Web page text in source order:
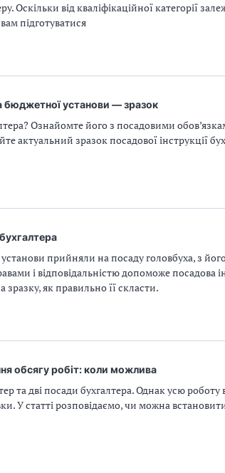
Оскільки від кваліфікаційної категорії
підготуватися
бюджетної установи — зразок
Ознайомте його з посадовими
актуальний зразок посадової інструкції
прийняли на посаду головбуха, з
і відповідальністю допоможе посадова
як правильно її скласти.
обсягу робіт: коли можлива
та дві посади бухгалтера. Однак усю
У статті розповідаємо, чи можна